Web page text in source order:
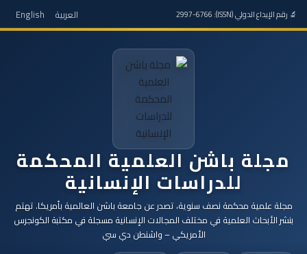
🔬 رقم الإيداع الدولي (ISSN): 2997-6766 English العربية
مجلة باشن العلمية المحكمة
للدراسات الإنسانية
مجلة علمية محكمة نصف سنوية، تصدر عن جامعة باشن العالمية بأمريكا. تهتم
بنشر الأبحاث العلمية في مختلف المجالات الإنسانية مسجلة في مكتبة الكونجرس
الأمريكي – واشنطن دي سي